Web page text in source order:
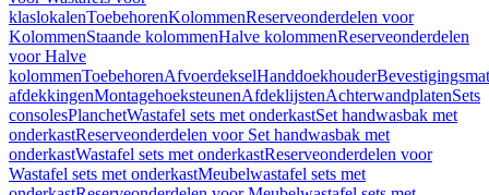
klaslokalenToebehorenKolommenReserveonderdelen voor
KolommenStaande kolommenHalve kolommenReserveonderdelen
voor Halve
kolommenToebehorenAfvoerdekselHanddoekhouder
afdekkingenMontagehoeksteunenAfdeklijstenAchterwandplatenSets
consolesPlanchetWastafel sets met onderkastSet handwasbak met
onderkastReserveonderdelen voor Set handwasbak met
onderkastWastafel sets met onderkastReserveonderdelen voor
Wastafel sets met onderkastMeubelwastafel sets met